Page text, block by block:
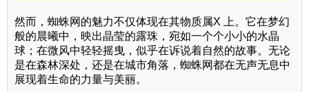
然而，蜘蛛网的魅力不仅体现在其物质属X 上。它在梦幻
般的晨曦中，映出晶莹的露珠，宛如一个个小小的水晶
球；在微风中轻轻摇曳，似乎在诉说着自然的故事。无论
是在森林深处，还是在城市角落，蜘蛛网都在无声无息中
展现着生命的力量与美丽。